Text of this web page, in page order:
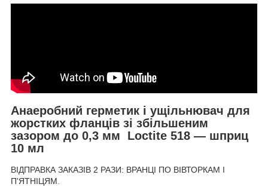
Анаеробний герметик і ущільнювач для
жорстких фланців зі збільшеним
зазором до 0,3 мм Loctite 518 — шприц
10 мл
ВІДПРАВКА ЗАКАЗІВ 2 РАЗИ: ВРАНЦІ ПО ВІВТОРКАМ І
П'ЯТНІЦЯМ.